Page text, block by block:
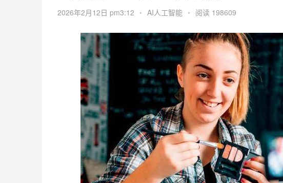
2026年2月12日 pm3:12 • AI人工智能 • 阅读 198609